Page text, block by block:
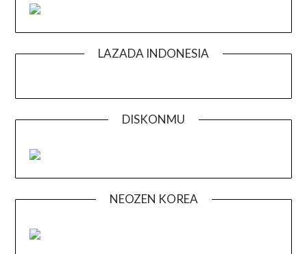
LAZADA INDONESIA
DISKONMU
NEOZEN KOREA